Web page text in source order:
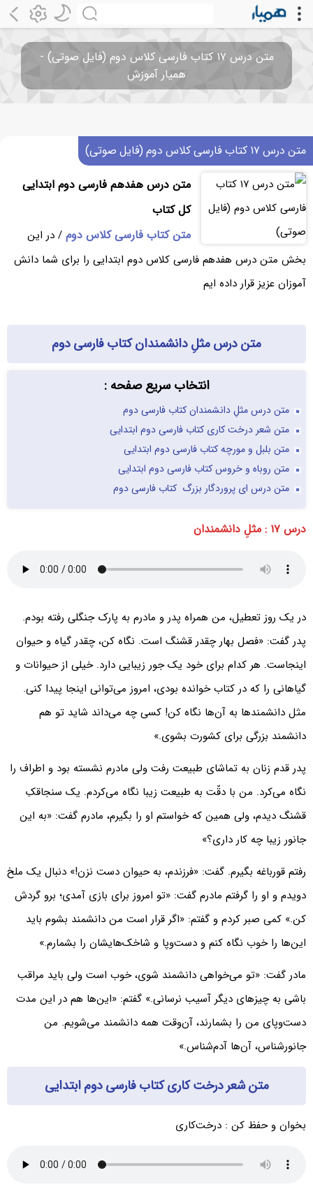
متن درس ۱۷ کتاب فارسی کلاس دوم (فایل صوتی) -
همیار آموزش
متن درس ۱۷ کتاب فارسی کلاس دوم (فایل صوتی)
متن درس هفدهم فارسی دوم ابتدایی
کل کتاب
متن کتاب فارسی کلاس دوم/ در این
بخش متن درس هفدهم فارسی کلاس دوم ابتدایی را برای شما دانش
آموزان عزیز قرار داده ایم
متن درس مثلِ دانشمندان کتاب فارسی دوم
انتخاب سریع صفحه :
متن درس مثلِ دانشمندان کتاب فارسی دوم
متن شعر درخت کاری کتاب فارسی دوم ابتدایی
متن بلبل و مورچه کتاب فارسی دوم ابتدایی
متن روباه و خروس کتاب فارسی دوم ابتدایی
متن درس ای پروردگار بزرگ کتاب فارسی دوم
درس ۱۷ : مثلِ دانشمندان
در یک روز تعطیل، من همراه پدر و مادرم به پارک جنگلی رفته بودم.
پدر گفت: «فصل بهار چقدر قشنگ است. نگاه کن، چقدر گیاه و حیوان
اینجاست. هر کدام برای خود یک جور زیبایی دارد. خیلی از حیوانات و
گیاهانی را که در کتاب خوانده بودی، امروز می‌توانی اینجا پیدا کنی.
مثل دانشمندها به آن‌ها نگاه کن! کسی چه می‌داند شاید تو هم
دانشمند بزرگی برای کشورت بشوی.»
پدر قدم زنان به تماشای طبیعت رفت ولی مادرم نشسته بود و اطراف را
نگاه می‌کرد. من با دقّت به طبیعت زیبا نگاه می‌کردم. یک سنجاقکِ
قشنگ دیدم، ولی همین که خواستم او را بگیرم، مادرم گفت: «به این
جانور زیبا چه کار داری؟»
رفتم قورباغه بگیرم. گفت: «فرزندم، به حیوان دست نزن!» دنبال یک ملخ
دویدم و او را گرفتم مادرم گفت: «تو امروز برای بازی آمدی؛ برو گردش
کن.» کمی صبر کردم و گفتم: «اگر قرار است من دانشمند بشوم باید
این‌ها را خوب نگاه کنم و دست‌وپا و شاخک‌هایشان را بشمارم.»
مادر گفت: «تو می‌خواهی دانشمند ‌شوی، خوب است ولی باید مراقب
باشی به چیزهای دیگر آسیب نرسانی.» گفتم: «این‌ها هم در این مدت
دست‌و‌پای من را بشمارند، آن‌وقت همه دانشمند می‌شویم. من
جانورشناس، آن‌ها آدم‌شناس.»
متن شعر درخت کاری کتاب فارسی دوم ابتدایی
بخوان و حفظ کن : درخت‌کاری